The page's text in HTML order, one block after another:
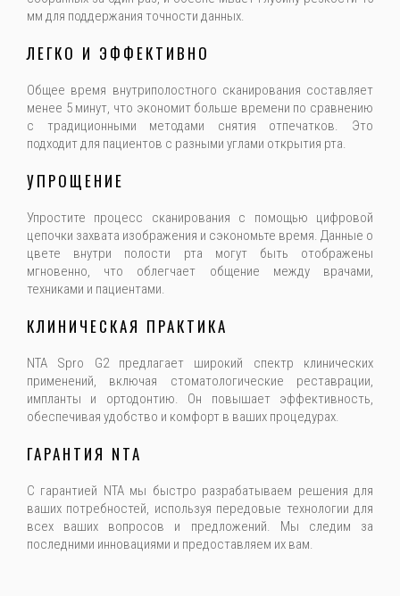
мм для поддержания точности данных.
ЛЕГКО И ЭФФЕКТИВНО
Общее время внутриполостного сканирования составляет
менее 5 минут, что экономит больше времени по сравнению
с традиционными методами снятия отпечатков. Это
подходит для пациентов с разными углами открытия рта.
УПРОЩЕНИЕ
Упростите процесс сканирования с помощью цифровой
цепочки захвата изображения и сэкономьте время. Данные о
цвете внутри полости рта могут быть отображены
мгновенно, что облегчает общение между врачами,
техниками и пациентами.
КЛИНИЧЕСКАЯ ПРАКТИКА
NTA Spro G2 предлагает широкий спектр клинических
применений, включая стоматологические реставрации,
импланты и ортодонтию. Он повышает эффективность,
обеспечивая удобство и комфорт в ваших процедурах.
ГАРАНТИЯ NTA
С гарантией NTA мы быстро разрабатываем решения для
ваших потребностей, используя передовые технологии для
всех ваших вопросов и предложений. Мы следим за
последними инновациями и предоставляем их вам.